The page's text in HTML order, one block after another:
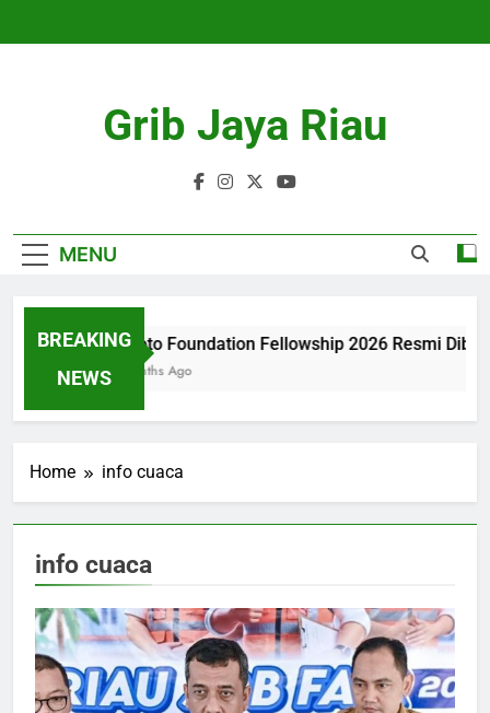
Grib Jaya Riau
MENU
BREAKING
NEWS
Tanoto Foundation Fellowship 2026 Resmi
4 Months Ago
Home info cuaca
info cuaca